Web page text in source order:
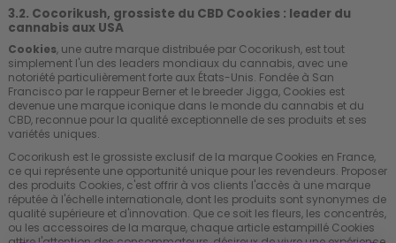
3.2. Cocorikush, grossiste du CBD Cookies : leader du
cannabis aux USA
Cookies, une autre marque distribuée par Cocorikush, est tout
simplement l'un des leaders mondiaux du cannabis, avec une
notoriété particulièrement forte aux États-Unis. Fondée à San
Francisco par le rappeur Berner et le breeder Jigga, Cookies est
devenue une marque iconique dans le monde du cannabis et du
CBD, reconnue pour la qualité exceptionnelle de ses produits et ses
variétés uniques.
Cocorikush est le grossiste exclusif de la marque Cookies en France,
ce qui représente une opportunité unique pour les revendeurs. Proposer
des produits Cookies, c'est offrir à vos clients l'accès à une marque
réputée à l'échelle internationale, dont les produits sont synonymes de
qualité supérieure et d'innovation. Que ce soit les fleurs, les concentrés,
ou les accessoires de la marque, chaque article estampillé Cookies